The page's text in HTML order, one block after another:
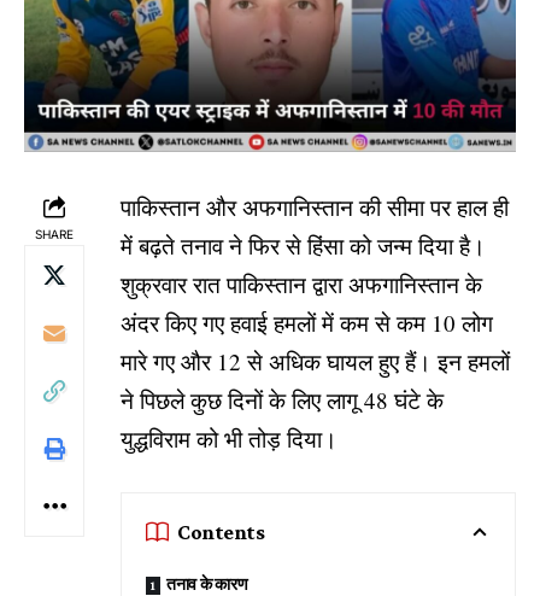
SHARE
पाकिस्तान और अफगानिस्तान की सीमा पर हाल ही
में बढ़ते तनाव ने फिर से हिंसा को जन्म दिया है।
शुक्रवार रात पाकिस्तान द्वारा अफगानिस्तान के
अंदर किए गए हवाई हमलों में कम से कम 10 लोग
मारे गए और 12 से अधिक घायल हुए हैं। इन हमलों
ने पिछले कुछ दिनों के लिए लागू 48 घंटे के
युद्धविराम को भी तोड़ दिया।
Contents
तनाव के कारण